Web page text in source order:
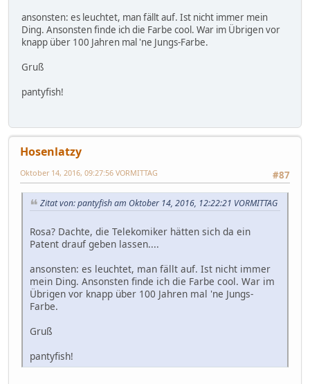
ansonsten: es leuchtet, man fällt auf. Ist nicht immer mein
Ding. Ansonsten finde ich die Farbe cool. War im Übrigen vor
knapp über 100 Jahren mal 'ne Jungs-Farbe.
Gruß
pantyfish!
Hosenlatzy
#87
Oktober 14, 2016, 09:27:56 VORMITTAG
Zitat von: pantyfish am Oktober 14, 2016, 12:22:21 VORMITTAG
Rosa? Dachte, die Telekomiker hätten sich da ein
Patent drauf geben lassen....
ansonsten: es leuchtet, man fällt auf. Ist nicht immer
mein Ding. Ansonsten finde ich die Farbe cool. War im
Übrigen vor knapp über 100 Jahren mal 'ne Jungs-
Farbe.
Gruß
pantyfish!